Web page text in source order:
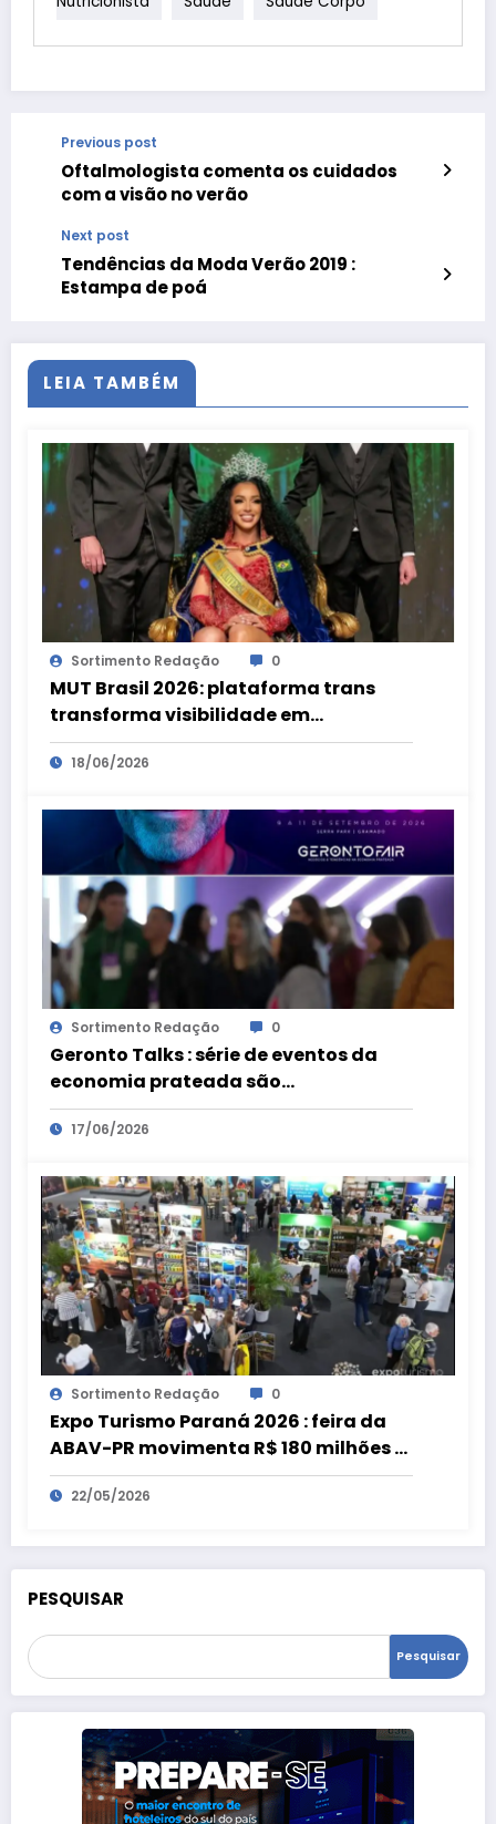
Previous post
Oftalmologista comenta os cuidados
com a visão no verão
Next post
Tendências da Moda Verão 2019 :
Estampa de poá
LEIA TAMBÉM
Sortimento Redação 0
MUT Brasil 2026: plataforma trans
transforma visibilidade em
oportunidades
18/06/2026
Sortimento Redação 0
Geronto Talks : série de eventos da
economia prateada são
preparatórios para a Geronto Fair
17/06/2026
Sortimento Redação 0
Expo Turismo Paraná 2026 : feira da
ABAV-PR movimenta R$ 180 milhões e
bate recorde
22/05/2026
PESQUISAR
Pesquisar